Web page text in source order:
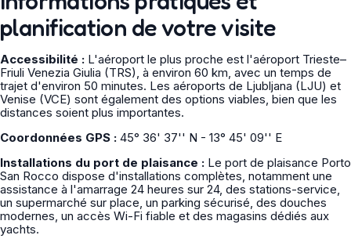
planification de votre visite
Accessibilité : L'aéroport le plus proche est l'aéroport Trieste–
Friuli Venezia Giulia (TRS), à environ 60 km, avec un temps de
trajet d'environ 50 minutes. Les aéroports de Ljubljana (LJU) et
Venise (VCE) sont également des options viables, bien que les
distances soient plus importantes.
Coordonnées GPS : 45° 36' 37'' N - 13° 45' 09'' E
Installations du port de plaisance : Le port de plaisance Porto
San Rocco dispose d'installations complètes, notamment une
assistance à l'amarrage 24 heures sur 24, des stations-service,
un supermarché sur place, un parking sécurisé, des douches
modernes, un accès Wi-Fi fiable et des magasins dédiés aux
yachts.